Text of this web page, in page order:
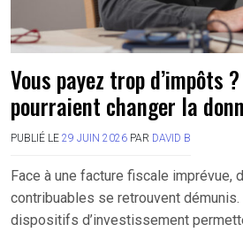
Vous payez trop d’impôts
pourraient changer la
PUBLIÉ LE 29 JUIN 2026 PAR DAVID B
Face à une facture fiscale imprévue,
contribuables se retrouvent
dispositifs d’investissement